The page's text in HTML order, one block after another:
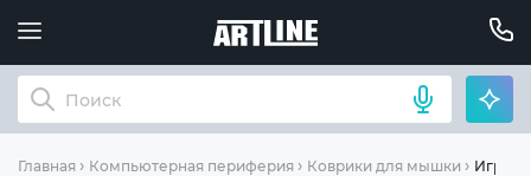
Главная Компьютерная периферия Коврики для мышки